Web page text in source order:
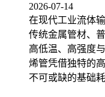
2026-07-14
在现代工业流体
传统金属管材、
高低温、高强度
烯管凭借独特的
不可或缺的基础